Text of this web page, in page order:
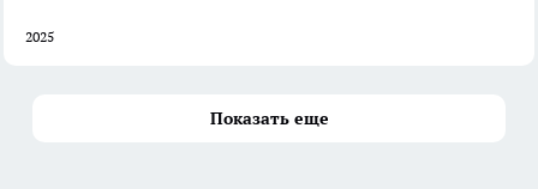
2025
Показать еще